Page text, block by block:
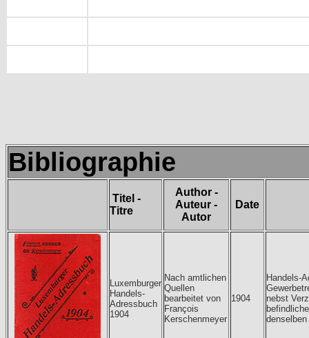
Bibliographie
Titel -
Titre
Author -
Auteur -
Autor
Date
Luxemburger
Handels-
Adressbuch
1904
Nach amtlichen
Quellen
bearbeitet von
François
Kerschenmeyer
1904
Handels-
nebst